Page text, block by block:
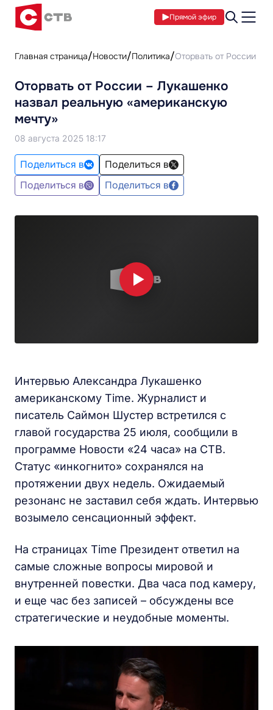
Прямой эфир
Главная страница Новости Политика Оторвать от России –
Оторвать от России – Лукашенко
назвал реальную «американскую
мечту»
08 августа 2025 18:17
Поделиться в
Поделиться в
Поделиться в
Поделиться в
Интервью Александра Лукашенко
американскому Time. Журналист и
писатель Саймон Шустер встретился с
главой государства 25 июля, сообщили в
программе Новости «24 часа» на СТВ.
Статус «инкогнито» сохранялся на
протяжении двух недель. Ожидаемый
резонанс не заставил себя ждать. Интервью
возымело сенсационный эффект.
На страницах Time Президент ответил на
самые сложные вопросы мировой и
внутренней повестки. Два часа под камеру,
и еще час без записей – обсуждены все
стратегические и неудобные моменты.